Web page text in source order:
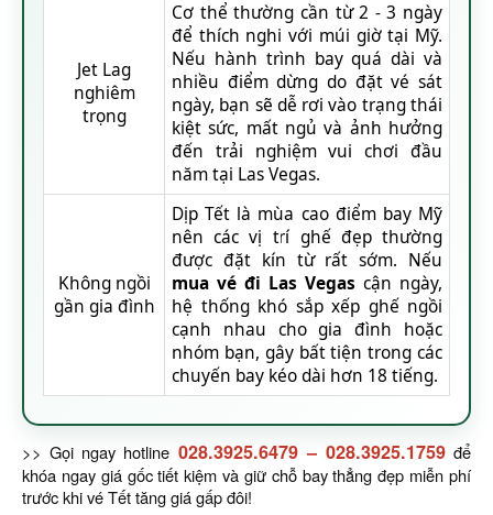
Jet Lag
nghiêm
trọng
Cơ thể thường cần từ 2 - 3 ngày
để thích nghi với múi giờ tại Mỹ.
Nếu hành trình bay quá dài và
nhiều điểm dừng do đặt vé sát
ngày, bạn sẽ dễ rơi vào trạng thái
kiệt sức, mất ngủ và ảnh hưởng
đến trải nghiệm vui chơi đầu
năm tại Las Vegas.
Không ngồi
gần gia đình
Dịp Tết là mùa cao điểm bay Mỹ
nên các vị trí ghế đẹp thường
được đặt kín từ rất sớm. Nếu
mua vé đi Las Vegas cận ngày,
hệ thống khó sắp xếp ghế ngồi
cạnh nhau cho gia đình hoặc
nhóm bạn, gây bất tiện trong các
chuyến bay kéo dài hơn 18 tiếng.
>> Gọi ngay hotline 028.3925.6479– 028.3925.1759để
khóa ngay giá gốc tiết kiệm và giữ chỗ bay thẳng đẹp miễn phí
trước khi vé Tết tăng giá gấp đôi!